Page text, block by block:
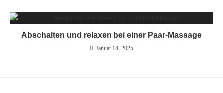
Abschalten und relaxen bei einer Paar-Massage
Januar 14, 2025